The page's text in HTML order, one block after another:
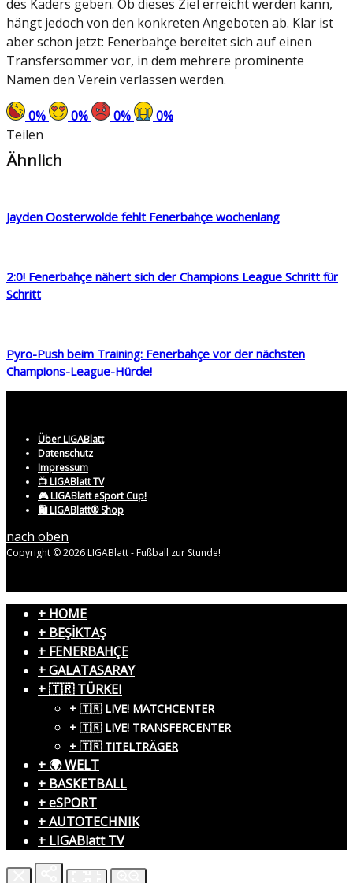
des Kaders geben. Ob dieses Ziel erreicht werden kann,
hängt jedoch von den konkreten Angeboten ab. Klar ist
aber schon jetzt: Fenerbahçe bereitet sich auf einen
Transfersommer vor, in dem mehrere prominente
Namen den Verein verlassen werden.
0% 0% 0% 0%
Teilen
Ähnlich
Jayden Oosterwolde fehlt Fenerbahçe wochenlang
2:0! Fenerbahçe nähert sich der Champions League Schritt für
Schritt
Pyro-Push beim Training: Fenerbahçe vor der nächsten
Champions-League-Hürde!
Über LIGABlatt
Datenschutz
Impressum
📺 LIGABlatt TV
🎮 LIGABlatt eSport Cup!
🛍️ LIGABlatt® Shop
nach oben
Copyright © 2026 LIGABlatt - Fußball zur Stunde!
+ HOME
+ BEŞİKTAŞ
+ FENERBAHÇE
+ GALATASARAY
+ 🇹🇷 TÜRKEI
+ 🇹🇷 LIVE! MATCHCENTER
+ 🇹🇷 LIVE! TRANSFERCENTER
+ 🇹🇷 TITELTRÄGER
+ 🌍 WELT
+ BASKETBALL
+ eSPORT
+ AUTOTECHNIK
+ LIGABlatt TV